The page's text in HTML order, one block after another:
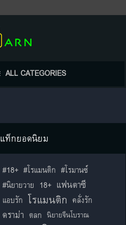
ALL CATEGORIES
แท็กยอดนิยม
#18+ #โรแมนติก #โรมานซ์
#นิยายวาย 18+ แฟนตาซี
แอบรัก โรแมนติก คลั่งรัก
ดราม่า ตลก นิยายจีนโบราณ